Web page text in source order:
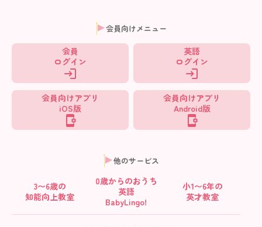
会員向けメニュー
会員
ログイン
英語
ログイン
会員向けアプリ
iOS版
会員向けアプリ
Android版
他のサービス
3〜6歳の
知能向上教室
0歳からのおうち
英語
BabyLingo!
小1〜6年の
英才教室